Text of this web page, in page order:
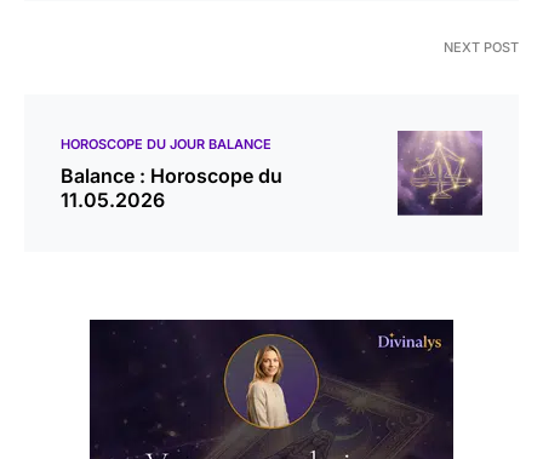
NEXT POST
HOROSCOPE DU JOUR BALANCE
Balance : Horoscope du
11.05.2026